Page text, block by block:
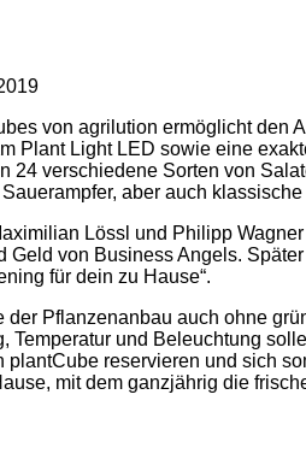
von agrilution ermöglicht
Plant Light LED sowie eine
24 verschiedene Sorten von
aber auch
Lössl und Philipp
Geld von Business Angels.
für dein zu Hause“.
Pflanzenanbau auch ohne
Temperatur und Beleuchtung
reservieren und sich
mit dem ganzjährig die